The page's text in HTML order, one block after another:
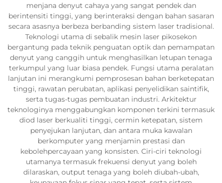
menjana denyut cahaya yang sangat pendek dan
berintensiti tinggi, yang berinteraksi dengan bahan sasaran
secara asasnya berbeza berbanding sistem laser tradisional.
Teknologi utama di sebalik mesin laser pikosekon
bergantung pada teknik penguatan optik dan pemampatan
denyut yang canggih untuk menghasilkan letupan tenaga
terkumpul yang luar biasa pendek. Fungsi utama peralatan
lanjutan ini merangkumi pemprosesan bahan berketepatan
tinggi, rawatan perubatan, aplikasi penyelidikan saintifik,
serta tugas-tugas pembuatan industri. Arkitektur
teknologinya menggabungkan komponen terkini termasuk
diod laser berkualiti tinggi, cermin ketepatan, sistem
penyejukan lanjutan, dan antara muka kawalan
berkomputer yang menjamin prestasi dan
kebolehpercayaan yang konsisten. Ciri-ciri teknologi
utamanya termasuk frekuensi denyut yang boleh
dilaraskan, output tenaga yang boleh diubah-ubah,